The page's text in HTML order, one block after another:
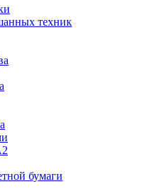
техник
бумаги